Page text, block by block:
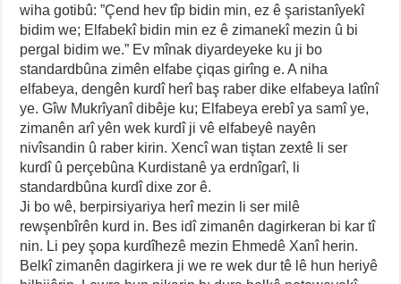
wiha gotibû: ”Çend hev tîp bidin min, ez ê şaristanîyekî
bidim we; Elfabekî bidin min ez ê zimanekî mezin û bi
pergal bidim we.” Ev mînak diyardeyeke ku ji bo
standardbûna zimên elfabe çiqas girîng e. A niha
elfabeya, dengên kurdî herî baş raber dike elfabeya latînî
ye. Gîw Mukrîyanî dibêje ku; Elfabeya erebî ya samî ye,
zimanên arî yên wek kurdî ji vê elfabeyê nayên
nivîsandin û raber kirin. Xencî wan tiştan zextê li ser
kurdî û perçebûna Kurdistanê ya erdnîgarî, li
standardbûna kurdî dixe zor ê.
Ji bo wê, berpirsiyariya herî mezin li ser milê
rewşenbîrên kurd in. Bes idî zimanên dagirkeran bi kar tî
nin. Li pey şopa kurdîhezê mezin Ehmedê Xanî herin.
Belkî zimanên dagirkera ji we re wek dur tê lê hun heriyê